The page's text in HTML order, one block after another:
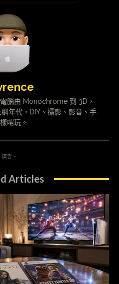
腦由 Monochrome 到 3D，
年代，DIY、攝影、影音、手
啱玩。
廣告 -
Articles